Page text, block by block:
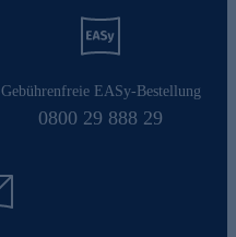
Gebührenfreie EASy-Bestellung
0800 29 888 29